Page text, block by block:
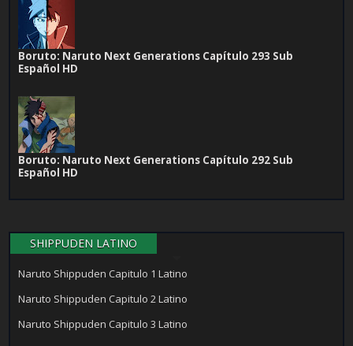
Boruto: Naruto Next Generations Capítulo 293 Sub
Español HD
Boruto: Naruto Next Generations Capítulo 292 Sub
Español HD
SHIPPUDEN LATINO
Naruto Shippuden Capitulo 1 Latino
Naruto Shippuden Capitulo 2 Latino
Naruto Shippuden Capitulo 3 Latino